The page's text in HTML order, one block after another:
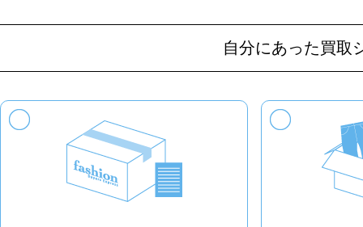
自分にあった買取